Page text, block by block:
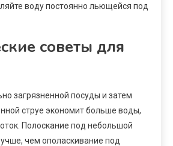
воду постоянно льющейся под
советы для
загрязненной посуды и затем
струе экономит больше воды,
Полоскание под небольшой
чем ополаскивание под